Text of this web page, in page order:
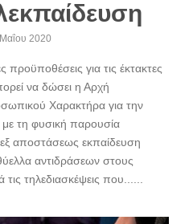
2020
για τις έκτακτες
να δώσει η Αρχή
Χαρακτήρα για την
τη φυσική παρουσία
αποστάσεως εκπαίδευση
αντιδράσεων στους
τηλεδιασκέψεις που......